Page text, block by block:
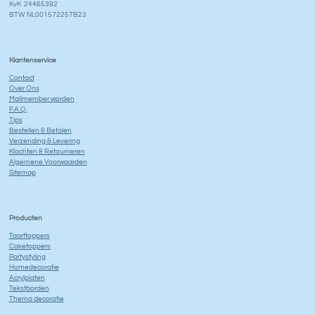
KvK 24465392
BTW NL001572257B23
Klantenservice
Contact
Over Ons
Mailmember worden
F.A.Q.
Tips
Bestellen & Betalen
Verzending & Levering
Klachten & Retourneren
Algemene Voorwaarden
Sitemap
Producten
Taarttoppers
Caketoppers
Partystyling
Homedecoratie
Acrylplaten
Tekstborden
Thema decoratie